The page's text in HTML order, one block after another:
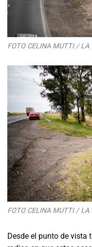
FOTO CELINA MUTTI / LA
FOTO CELINA MUTTI / LA
Desde el punto de vista